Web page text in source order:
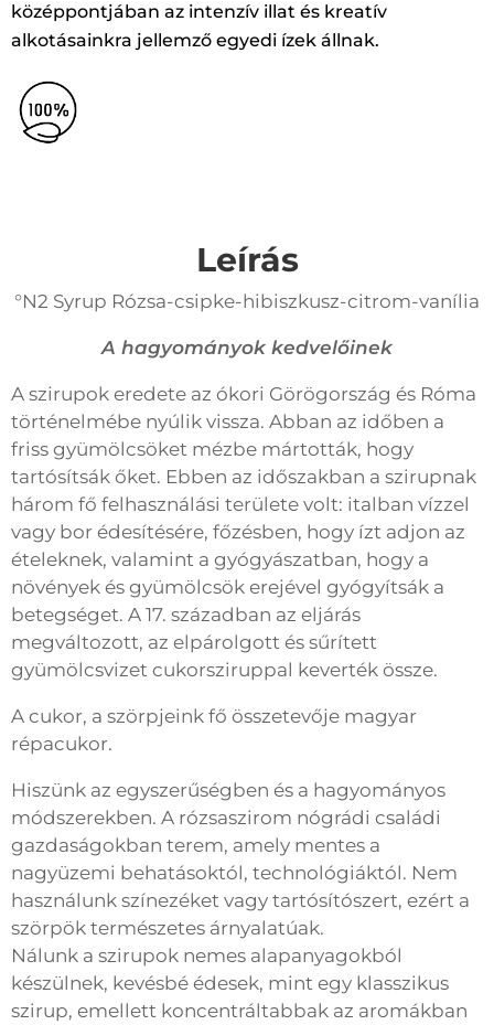
középpontjában az intenzív illat és kreatív
alkotásainkra jellemző egyedi ízek állnak.
Leírás
°N2 Syrup Rózsa-csipke-hibiszkusz-citrom-vanília
A hagyományok kedvelőinek
A szirupok eredete az ókori Görögország és Róma
történelmébe nyúlik vissza. Abban az időben a
friss gyümölcsöket mézbe mártották, hogy
tartósítsák őket. Ebben az időszakban a szirupnak
három fő felhasználási területe volt: italban vízzel
vagy bor édesítésére, főzésben, hogy ízt adjon az
ételeknek, valamint a gyógyászatban, hogy a
növények és gyümölcsök erejével gyógyítsák a
betegséget. A 17. században az eljárás
megváltozott, az elpárolgott és sűrített
gyümölcsvizet cukorsziruppal keverték össze.
A cukor, a szörpjeink fő összetevője magyar
répacukor.
Hiszünk az egyszerűségben és a hagyományos
módszerekben. A rózsaszirom nógrádi családi
gazdaságokban terem, amely mentes a
nagyüzemi behatásoktól, technológiáktól. Nem
használunk színezéket vagy tartósítószert, ezért a
szörpök természetes árnyalatúak.
Nálunk a szirupok nemes alapanyagokból
készülnek, kevésbé édesek, mint egy klasszikus
szirup, emellett koncentráltabbak az aromákban